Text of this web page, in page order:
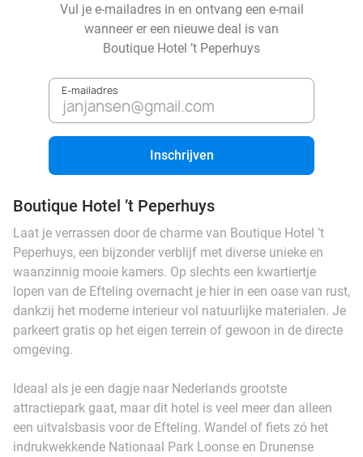
Vul je e-mailadres in en ontvang een e-mail
wanneer er een nieuwe deal is van
Boutique Hotel ’t Peperhuys
E-mailadres
Inschrijven
Boutique Hotel ’t Peperhuys
Laat je verrassen door de charme van Boutique Hotel ’t
Peperhuys, een bijzonder verblijf met diverse unieke en
waanzinnig mooie kamers. Op slechts een kwartiertje
lopen van de Efteling overnacht je hier in een oase van rust,
dankzij het moderne interieur vol natuurlijke materialen. Je
parkeert gratis op het eigen terrein of gewoon in de directe
omgeving.
Ideaal als je een dagje naar Nederlands grootste
attractiepark gaat, maar dit hotel is veel meer dan alleen
een uitvalsbasis voor de Efteling. Wandel of fiets zó het
indrukwekkende Nationaal Park Loonse en Drunense